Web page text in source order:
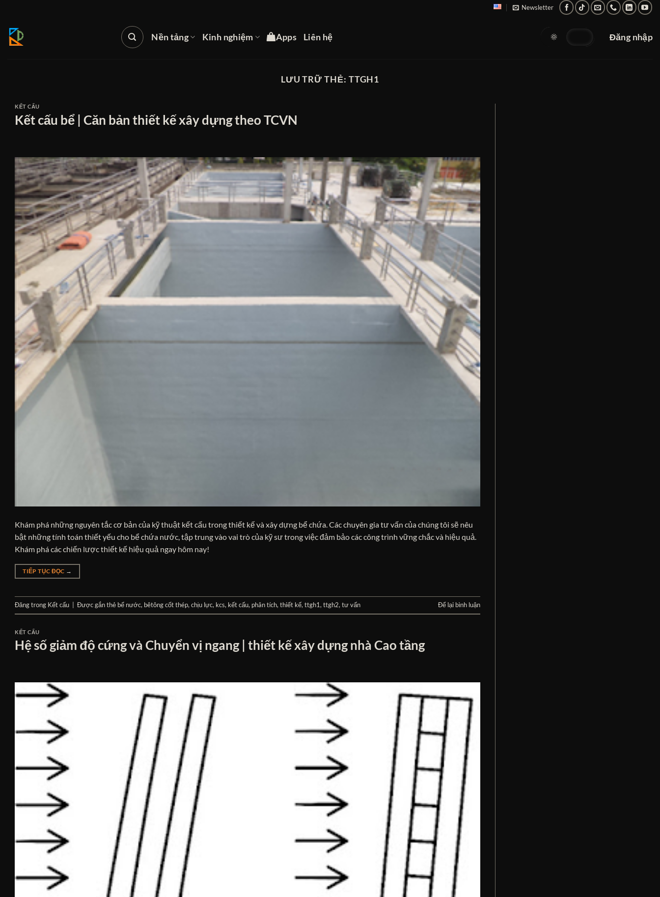
nội
dung
Newsletter
Nền tảng Kinh nghiệm Apps Liên hệ Đăng nhập
LƯU TRỮ THẺ: TTGH1
KẾT CẤU
Kết cấu bể | Căn bản thiết kế xây dựng theo TCVN
Khám phá những nguyên tắc cơ bản của kỹ thuật kết cấu trong thiết kế và xây dựng bể chứa. Các chuyên gia tư vấn của chúng tôi sẽ nêu
bật những tính toán thiết yếu cho bể chứa nước, tập trung vào vai trò của kỹ sư trong việc đảm bảo các công trình vững chắc và hiệu quả.
Khám phá các chiến lược thiết kế hiệu quả ngay hôm nay!
TIẾP TỤC ĐỌC →
Đăng trong Kết cấu Được gắn thẻ bể nước, bêtông cốt thép, chịu lực, kcs, kết cấu, phân tích, thiết kế, ttgh1, ttgh2, tư vấn Để lại bình luận
KẾT CẤU
Hệ số giảm độ cứng và Chuyển vị ngang | thiết kế xây dựng nhà Cao tầng